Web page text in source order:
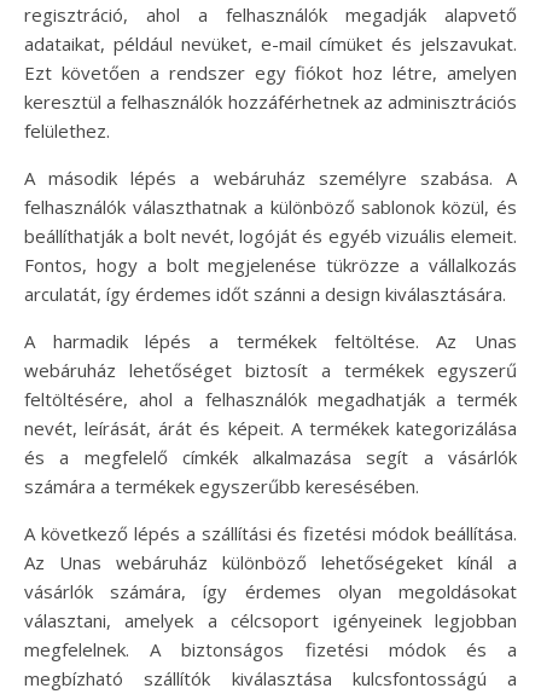
regisztráció, ahol a felhasználók megadják alapvető
adataikat, például nevüket, e-mail címüket és jelszavukat.
Ezt követően a rendszer egy fiókot hoz létre, amelyen
keresztül a felhasználók hozzáférhetnek az adminisztrációs
felülethez.
A második lépés a webáruház személyre szabása. A
felhasználók választhatnak a különböző sablonok közül, és
beállíthatják a bolt nevét, logóját és egyéb vizuális elemeit.
Fontos, hogy a bolt megjelenése tükrözze a vállalkozás
arculatát, így érdemes időt szánni a design kiválasztására.
A harmadik lépés a termékek feltöltése. Az Unas
webáruház lehetőséget biztosít a termékek egyszerű
feltöltésére, ahol a felhasználók megadhatják a termék
nevét, leírását, árát és képeit. A termékek kategorizálása
és a megfelelő címkék alkalmazása segít a vásárlók
számára a termékek egyszerűbb keresésében.
A következő lépés a szállítási és fizetési módok beállítása.
Az Unas webáruház különböző lehetőségeket kínál a
vásárlók számára, így érdemes olyan megoldásokat
választani, amelyek a célcsoport igényeinek legjobban
megfelelnek. A biztonságos fizetési módok és a
megbízható szállítók kiválasztása kulcsfontosságú a